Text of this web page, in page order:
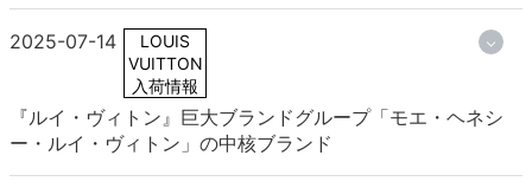
2025-07-14
LOUIS
VUITTON
入荷情報
『ルイ・ヴィトン』巨大ブランドグループ「モエ・ヘネシ
ー・ルイ・ヴィトン」の中核ブランド